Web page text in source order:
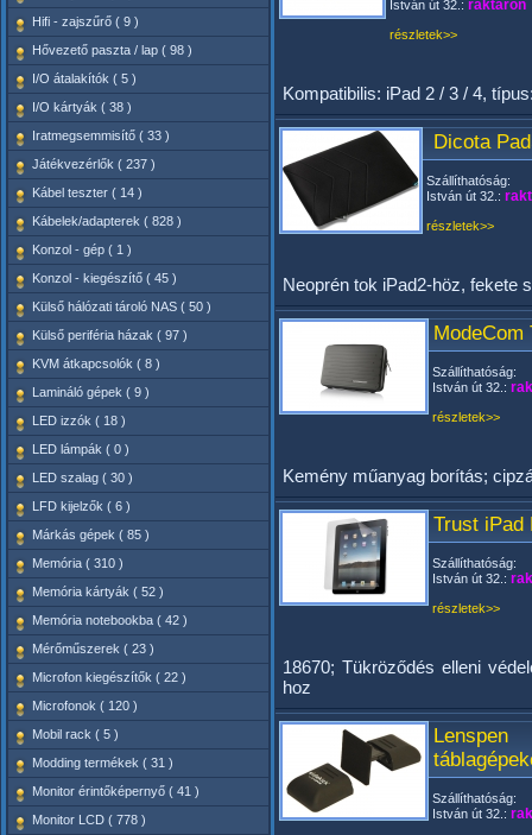
Hifi - zajszűrő ( 9 )
Hővezető paszta / lap ( 98 )
I/O átalakítók ( 5 )
I/O kártyák ( 38 )
Iratmegsemmisítő ( 33 )
Játékvezérlők ( 237 )
Kábel teszter ( 14 )
Kábelek/adapterek ( 828 )
Konzol - gép ( 1 )
Konzol - kiegészítő ( 45 )
Külső hálózati tároló NAS ( 50 )
Külső periféria házak ( 97 )
KVM átkapcsolók ( 8 )
Lamináló gépek ( 9 )
LED izzók ( 18 )
LED lámpák ( 0 )
LED szalag ( 30 )
LFD kijelzők ( 6 )
Márkás gépek ( 85 )
Memória ( 310 )
Memória kártyák ( 52 )
Memória notebookba ( 42 )
Mérőműszerek ( 23 )
Microfon kiegészítők ( 22 )
Microfonok ( 120 )
Mobil rack ( 5 )
Modding termékek ( 31 )
Monitor érintőképernyő ( 41 )
Monitor LCD ( 778 )
István út 32.: raktáron
részletek>>
Kompatibilis: iPad 2 / 3 / 4,
Dicota
Szállíthatóság:
István út 32.:
részletek>>
Neoprén tok iPad2-höz, fekete
ModeCom
Szállíthatóság:
István út 32.:
részletek>>
Kemény műanyag borítás;
Trust iPad
Szállíthatóság:
István út 32.:
részletek>>
18670; Tükröződés elleni
hoz
Szállíthatóság:
István út 32.: